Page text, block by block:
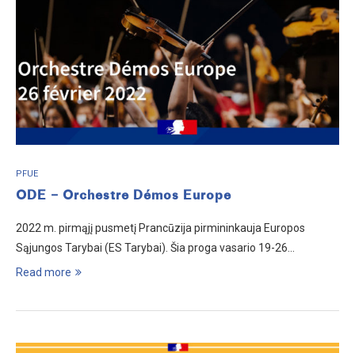
PFUE
ODE – Orchestre Démos Europe
2022 m. pirmąjį pusmetį Prancūzija pirmininkauja Europos
Sąjungos Tarybai (ES Tarybai). Šia proga vasario 19-26…
Read more